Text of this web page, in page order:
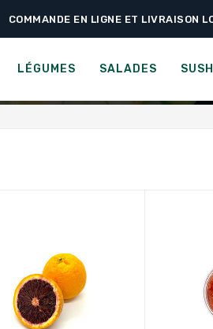
COMMANDE EN LIGNE ET LIVRAISON
LÉGUMES SALADES